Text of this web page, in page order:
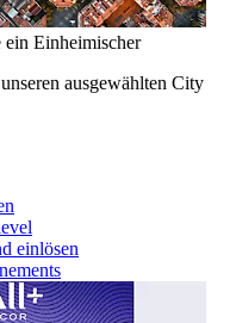
Einheimischer
ausgewählten City
einlösen